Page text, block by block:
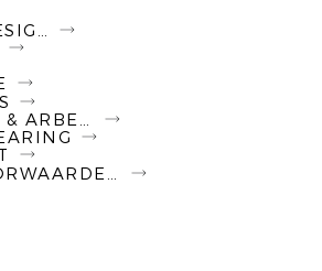
ART & DESIGN
GEHOOR & ARBEID
ALG. VOORWAARDEN